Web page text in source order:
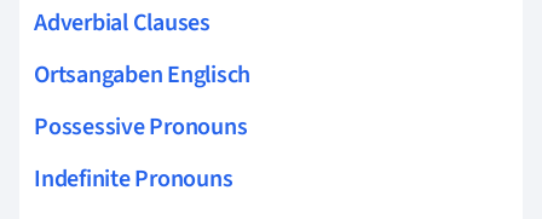
Adverbial Clauses
Ortsangaben Englisch
Possessive Pronouns
Indefinite Pronouns